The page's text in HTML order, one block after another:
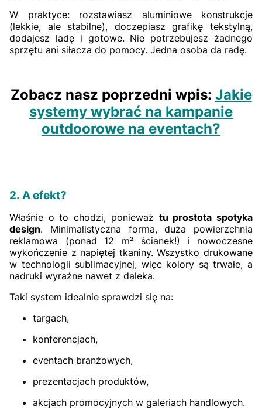
W praktyce: rozstawiasz aluminiowe konstrukcje
(lekkie, ale stabilne), doczepiasz grafikę tekstylną,
dodajesz ladę i gotowe. Nie potrzebujesz żadnego
sprzętu ani siłacza do pomocy. Jedna osoba da radę.
Zobacz nasz poprzedni wpis: Jakie
systemy wybrać na kampanie
outdoorowe na eventach?
2. A efekt?
Właśnie o to chodzi, ponieważ tu prostota spotyka
design. Minimalistyczna forma, duża powierzchnia
reklamowa (ponad 12 m² ścianek!) i nowoczesne
wykończenie z napiętej tkaniny. Wszystko drukowane
w technologii sublimacyjnej, więc kolory są trwałe, a
nadruki wyraźne nawet z daleka.
Taki system idealnie sprawdzi się na:
targach,
konferencjach,
eventach branżowych,
prezentacjach produktów,
akcjach promocyjnych w galeriach handlowych.